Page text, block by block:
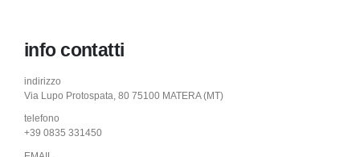
info contatti
indirizzo
Via Lupo Protospata, 80 75100 MATERA (MT)
telefono
+39 0835 331450